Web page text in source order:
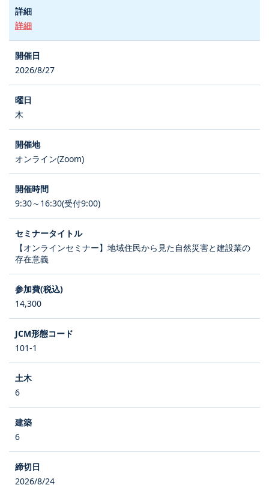
詳細
2026/8/27
木
オンライン(Zoom)
9:30～16:30(受付9:00)
【オンラインセミナー】地域住民から見た自然災害と建設業の
存在意義
14,300
101-1
6
6
2026/8/24